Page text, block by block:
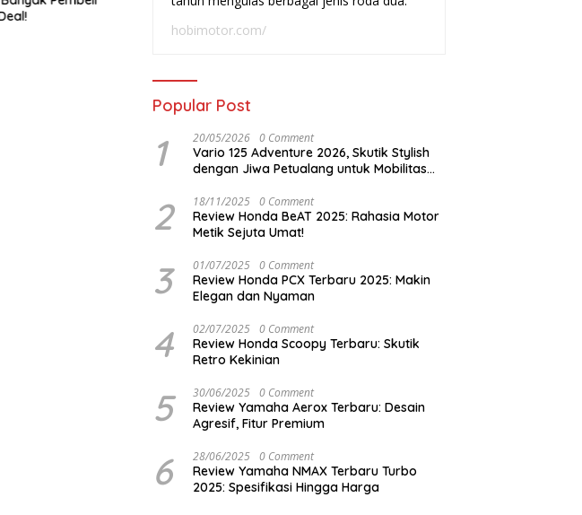
hobimotor.com/
Popular Post
1 20/05/2026 0 Comment
Vario 125 Adventure 2026, Skutik Stylish
dengan Jiwa Petualang untuk Mobilitas
2 18/11/2025 0 Comment
Review Honda BeAT 2025: Rahasia Motor
Metik Sejuta Umat!
3 01/07/2025 0 Comment
Review Honda PCX Terbaru 2025: Makin
Elegan dan Nyaman
4 02/07/2025 0 Comment
Review Honda Scoopy Terbaru: Skutik
Retro Kekinian
5 30/06/2025 0 Comment
Review Yamaha Aerox Terbaru: Desain
Agresif, Fitur Premium
6 28/06/2025 0 Comment
Review Yamaha NMAX Terbaru Turbo
2025: Spesifikasi Hingga Harga